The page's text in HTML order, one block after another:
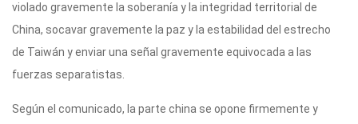
violado gravemente la soberanía y la integridad territorial de
China, socavar gravemente la paz y la estabilidad del estrecho
de Taiwán y enviar una señal gravemente equivocada a las
fuerzas separatistas.
Según el comunicado, la parte china se opone firmemente y